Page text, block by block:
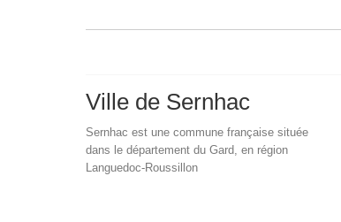
Ville de Sernhac
Sernhac est une commune française située
dans le département du Gard, en région
Languedoc-Roussillon